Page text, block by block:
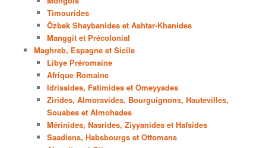
Timourides
Özbek Shaybanides et Ashtar-Khanides
Manggit et Précolonial
Maghreb, Espagne et Sicile
Libye Préromaine
Afrique Romaine
Idrissides, Fatimides et Omeyyades
Zirides, Almoravides, Bourguignons, Hautevilles,
Souabes et Almohades
Mérinides, Nasrides, Ziyyanides et Hafsides
Saadiens, Habsbourgs et Ottomans